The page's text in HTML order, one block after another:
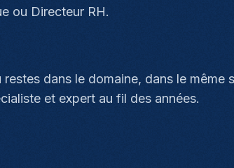
ou Directeur RH.
dans le domaine, dans le même
et expert au fil des années.